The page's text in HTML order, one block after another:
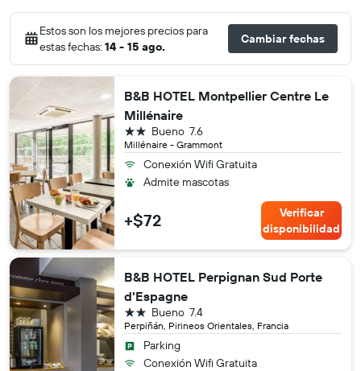
Estos son los mejores precios para
estas fechas: 14 - 15 ago.
Cambiar fechas
B&B HOTEL Montpellier Centre Le
Millénaire
Millénaire - Grammont
7.6
Bueno
2 estrellas
Conexión Wifi Gratuita
Admite mascotas
+$72
Verificar
disponibilidad
B&B HOTEL Perpignan Sud Porte
d'Espagne
Perpiñán, Pirineos Orientales, Francia
7.4
Bueno
2 estrellas
Parking
Conexión Wifi Gratuita